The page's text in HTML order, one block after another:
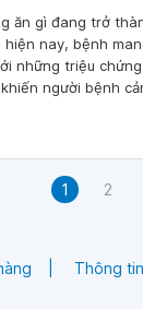
ăn gì đang trở
nay, bệnh
những triệu
người bệnh
này là chế độ
trạng của bệnh đau
1 2
Thông